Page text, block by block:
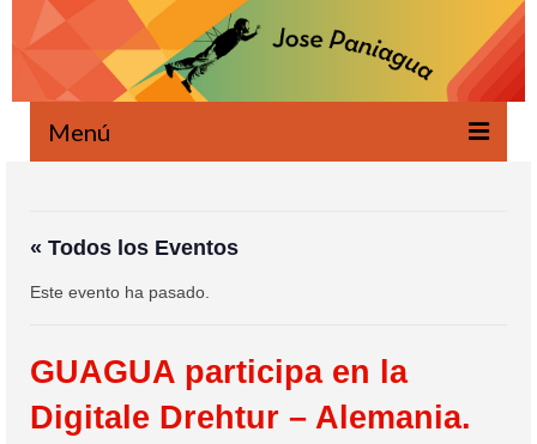
Menú
Novedades
Escrito
Proyectos
« Todos los Eventos
Este evento ha pasado.
GUAGUA participa en la
Digitale Drehtur – Alemania.